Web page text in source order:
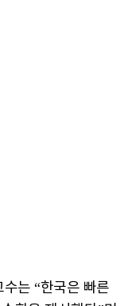
는 “한국은 빠른